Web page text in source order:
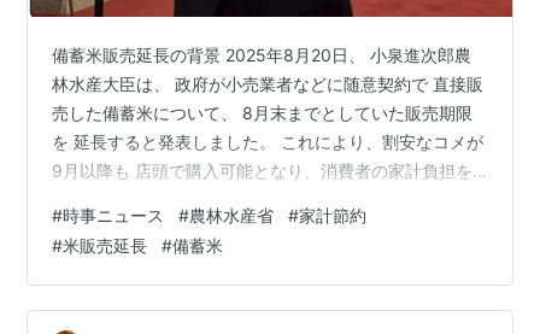
備蓄米販売延長の背景 2025年8月20日、 小泉進次郎農
林水産大臣は、 政府が小売業者などに随意契約で 直接販
売した備蓄米について、 8月末までとしていた販売期限
を 延長すると発表しました。 これにより、割安なコメが
9月以降も 店頭で購入可能となり、消費者の家計負担を
日から備蓄米の 随意契約による販売を開始し、 全体の
50万トンの備蓄米のうち28万トンが 契約済みとなってい
ます。 しかし、契約済みの28万トンのうち 約10万トン
の引き渡しが未完了の状況です。 この遅れは、倉庫から
#時事ニュース #農林水産省 #家計節約
#米販売延長 #備蓄米